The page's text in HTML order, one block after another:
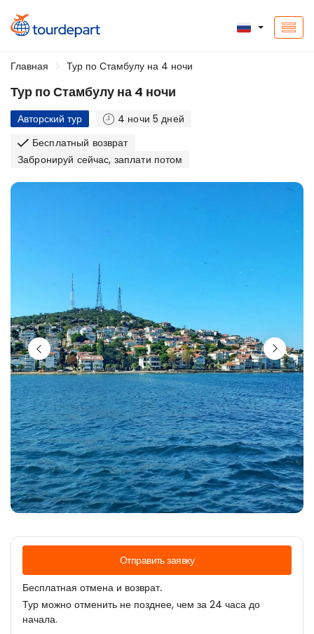
Главная Тур по Стамбулу на 4 ночи
Тур по Стамбулу на 4 ночи
Авторский тур
4 ночи 5 дней
Бесплатный возврат
Забронируй сейчас, заплати потом
Отправить заявку
Бесплатная отмена и возврат.
Тур можно отменить не позднее, чем за 24 часа до
начала.